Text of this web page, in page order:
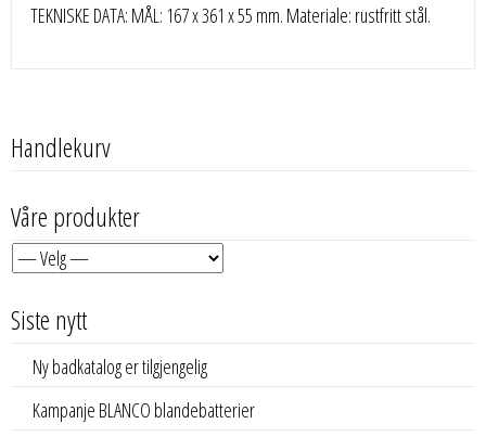
TEKNISKE DATA: MÅL: 167 x 361 x 55 mm. Materiale: rustfritt stål.
Handlekurv
Våre produkter
Siste nytt
Ny badkatalog er tilgjengelig
Kampanje BLANCO blandebatterier